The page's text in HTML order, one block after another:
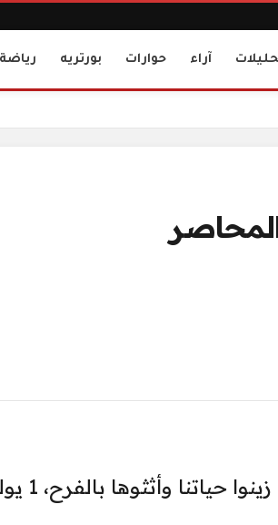
آراء حوارات بورتريه رياضة
وأثثوها بالفرح، 1 يوليو.